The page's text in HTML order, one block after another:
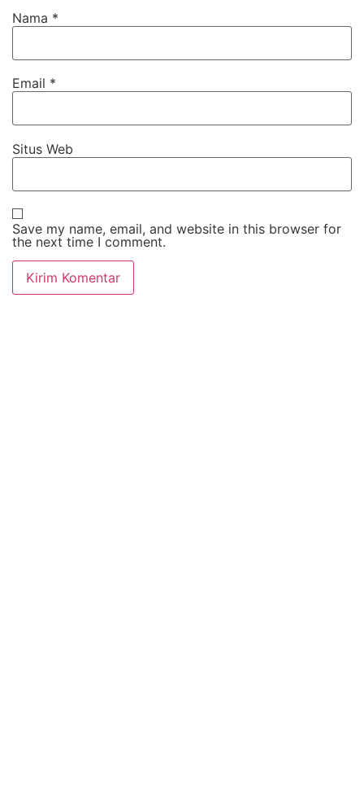
Nama *
Email *
Situs Web
Save my name, email, and website in this browser for
the next time I comment.